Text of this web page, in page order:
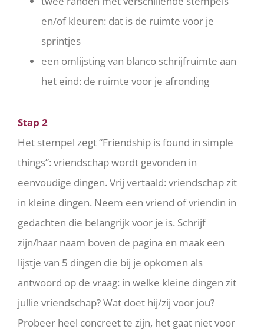
en/of kleuren: dat is de ruimte voor je
sprintjes
een omlijsting van blanco schrijfruimte aan
het eind: de ruimte voor je afronding
Stap 2
Het stempel zegt “Friendship is found in simple
things”: vriendschap wordt gevonden in
eenvoudige dingen. Vrij vertaald: vriendschap zit
in kleine dingen. Neem een vriend of vriendin in
gedachten die belangrijk voor je is. Schrijf
zijn/haar naam boven de pagina en maak een
lijstje van 5 dingen die bij je opkomen als
antwoord op de vraag: in welke kleine dingen zit
jullie vriendschap? Wat doet hij/zij voor jou?
Probeer heel concreet te zijn, het gaat niet voor